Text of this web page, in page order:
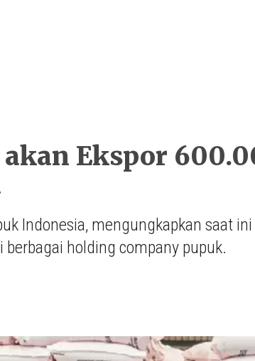
Ekspor
Indonesia, mengungkapkan saat
berbagai holding company pupuk.